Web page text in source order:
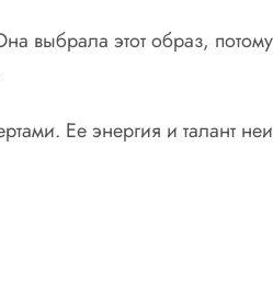
этот образ, потому
Ее энергия и талант